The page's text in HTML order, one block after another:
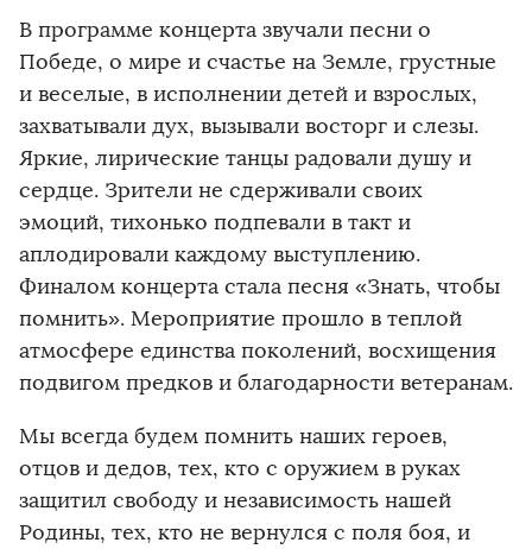
В программе концерта звучали песни о
Победе, о мире и счастье на Земле, грустные
и веселые, в исполнении детей и взрослых,
захватывали дух, вызывали восторг и слезы.
Яркие, лирические танцы радовали душу и
сердце. Зрители не сдерживали своих
эмоций, тихонько подпевали в такт и
аплодировали каждому выступлению.
Финалом концерта стала песня «Знать, чтобы
помнить». Мероприятие прошло в теплой
атмосфере единства поколений, восхищения
подвигом предков и благодарности ветеранам.
Мы всегда будем помнить наших героев,
отцов и дедов, тех, кто с оружием в руках
защитил свободу и независимость нашей
Родины, тех, кто не вернулся с поля боя, и